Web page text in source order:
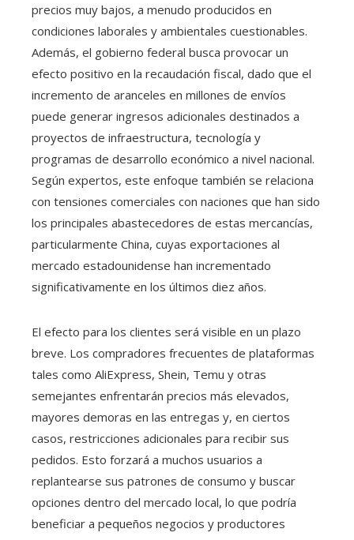
precios muy bajos, a menudo producidos en
condiciones laborales y ambientales cuestionables.
Además, el gobierno federal busca provocar un
efecto positivo en la recaudación fiscal, dado que el
incremento de aranceles en millones de envíos
puede generar ingresos adicionales destinados a
proyectos de infraestructura, tecnología y
programas de desarrollo económico a nivel nacional.
Según expertos, este enfoque también se relaciona
con tensiones comerciales con naciones que han sido
los principales abastecedores de estas mercancías,
particularmente China, cuyas exportaciones al
mercado estadounidense han incrementado
significativamente en los últimos diez años.
El efecto para los clientes será visible en un plazo
breve. Los compradores frecuentes de plataformas
tales como AliExpress, Shein, Temu y otras
semejantes enfrentarán precios más elevados,
mayores demoras en las entregas y, en ciertos
casos, restricciones adicionales para recibir sus
pedidos. Esto forzará a muchos usuarios a
replantearse sus patrones de consumo y buscar
opciones dentro del mercado local, lo que podría
beneficiar a pequeños negocios y productores